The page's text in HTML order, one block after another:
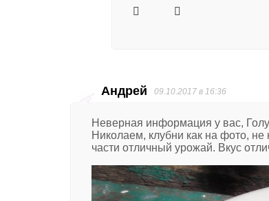
Андрей 09.10.2017 в 16:36
Неверная информация у вас,
Николаем, клубни как на фото, не
части отличный урожай. Вкус